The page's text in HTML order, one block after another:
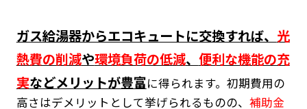
ガス給湯器からエコキュートに交換すれば、 光
熱費の削減や環境負荷の低減、 便利な機能の充
実などメリットが豊富に得られます。初期費用の
高さはデメリットとして挙げられるものの、 補助金